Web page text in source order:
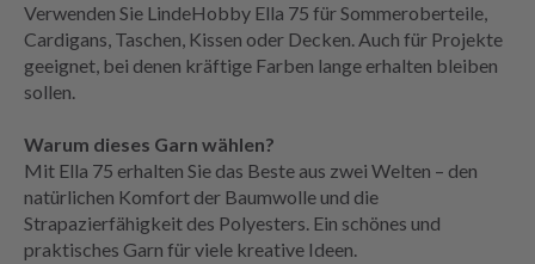
Verwenden Sie LindeHobby Ella 75 für Sommeroberteile,
Cardigans, Taschen, Kissen oder Decken. Auch für Projekte
geeignet, bei denen kräftige Farben lange erhalten bleiben
sollen.
Warum dieses Garn wählen?
Mit Ella 75 erhalten Sie das Beste aus zwei Welten – den
natürlichen Komfort der Baumwolle und die
Strapazierfähigkeit des Polyesters. Ein schönes und
praktisches Garn für viele kreative Ideen.